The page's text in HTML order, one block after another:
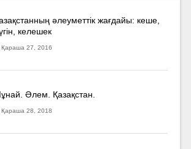
әлеуметтік жағдайы: кеше,
келешек
Қараша 27, 2016
Әлем. Қазақстан.
Қараша 28, 2018